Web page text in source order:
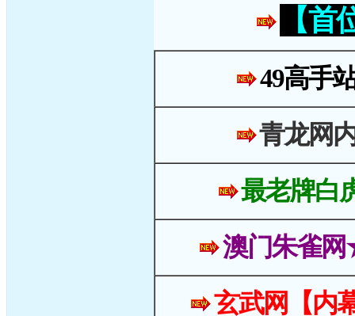
【
49高手
青龙网
最老牌白
澳门朱雀
玄武网【内